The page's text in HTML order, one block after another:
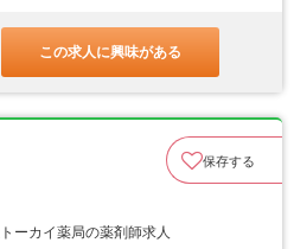
この求人に興味がある
保存する
カイ薬局の薬剤師求人